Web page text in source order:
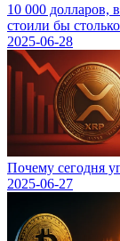
10 000 долларов,
стоили бы столько
2025-06-28
Почему сегодня
2025-06-27